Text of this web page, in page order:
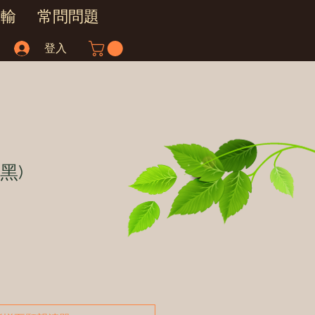
常問問題
登入
)